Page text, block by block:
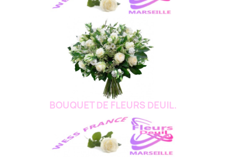
BOUQUET DE FLEURS DEUIL.